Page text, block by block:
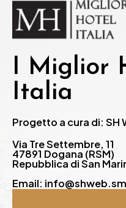
I Miglior
Italia
Progetto a cura di: SH
Via Tre Settembre, 11
47891 Dogana (RSM)
Repubblica di San
Email: info@shweb.sm